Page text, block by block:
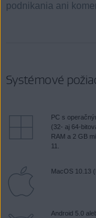
podnikania ani
Systémové
PC s
(32- aj 64-
RAM a 2 GB
11.
MacOS 10.13
Android 5.0